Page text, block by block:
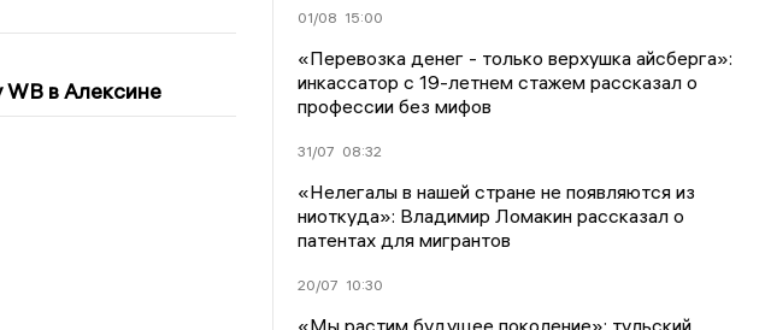
в Алексине
01/08 15:00
«Перевозка денег - только верхушка айсберга»:
инкассатор с 19-летнем стажем рассказал о
профессии без мифов
31/07 08:32
«Нелегалы в нашей стране не появляются из
ниоткуда»: Владимир Ломакин рассказал о
патентах для мигрантов
20/07 10:30
«Мы растим будущее поколение»: тульский